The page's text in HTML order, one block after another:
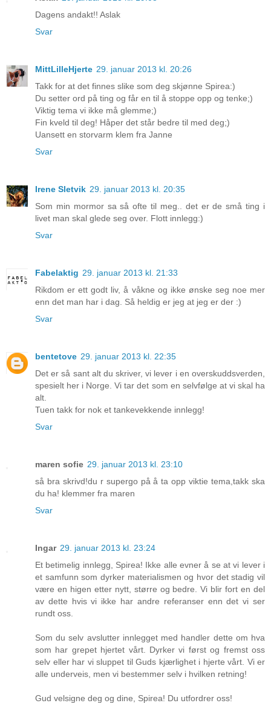
Dagens andakt!! Aslak
Svar
MittLilleHjerte 29. januar 2013 kl. 20:26
Takk for at det finnes slike som deg skjønne Spirea:)
Du setter ord på ting og får en til å stoppe opp og tenke;)
Viktig tema vi ikke må glemme;)
Fin kveld til deg! Håper det står bedre til med deg;)
Uansett en storvarm klem fra Janne
Svar
Irene Sletvik 29. januar 2013 kl. 20:35
Som min mormor sa så ofte til meg.. det er de små ting i
livet man skal glede seg over. Flott innlegg:)
Svar
Fabelaktig 29. januar 2013 kl. 21:33
Rikdom er ett godt liv, å våkne og ikke ønske seg noe mer
enn det man har i dag. Så heldig er jeg at jeg er der :)
Svar
bentetove 29. januar 2013 kl. 22:35
Det er så sant alt du skriver, vi lever i en overskuddsverden,
spesielt her i Norge. Vi tar det som en selvfølge at vi skal ha
alt.
Tuen takk for nok et tankevekkende innlegg!
Svar
maren sofie 29. januar 2013 kl. 23:10
så bra skrivd!du r supergo på å ta opp viktie tema,takk ska
du ha! klemmer fra maren
Svar
Ingar 29. januar 2013 kl. 23:24
Et betimelig innlegg, Spirea! Ikke alle evner å se at vi lever i
et samfunn som dyrker materialismen og hvor det stadig vil
være en higen etter nytt, større og bedre. Vi blir fort en del
av dette hvis vi ikke har andre referanser enn det vi ser
rundt oss.
Som du selv avslutter innlegget med handler dette om hva
som har grepet hjertet vårt. Dyrker vi først og fremst oss
selv eller har vi sluppet til Guds kjærlighet i hjerte vårt. Vi er
alle underveis, men vi bestemmer selv i hvilken retning!
Gud velsigne deg og dine, Spirea! Du utfordrer oss!